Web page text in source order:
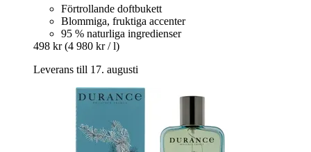
Förtrollande doftbukett
Blommiga, fruktiga accenter
95 % naturliga ingredienser
498 kr (4 980 kr / l)
Leverans till 17. augusti